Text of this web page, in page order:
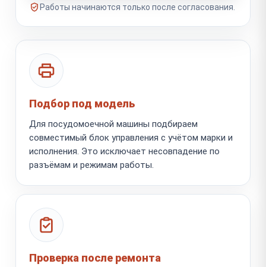
Работы начинаются только после согласования.
Подбор под модель
Для посудомоечной машины подбираем
совместимый блок управления с учётом марки и
исполнения. Это исключает несовпадение по
разъёмам и режимам работы.
Проверка после ремонта